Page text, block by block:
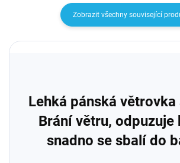
Zobrazit všechny související
Lehká pánská
Brání větru, odpuzuje
snadno se sbalí do